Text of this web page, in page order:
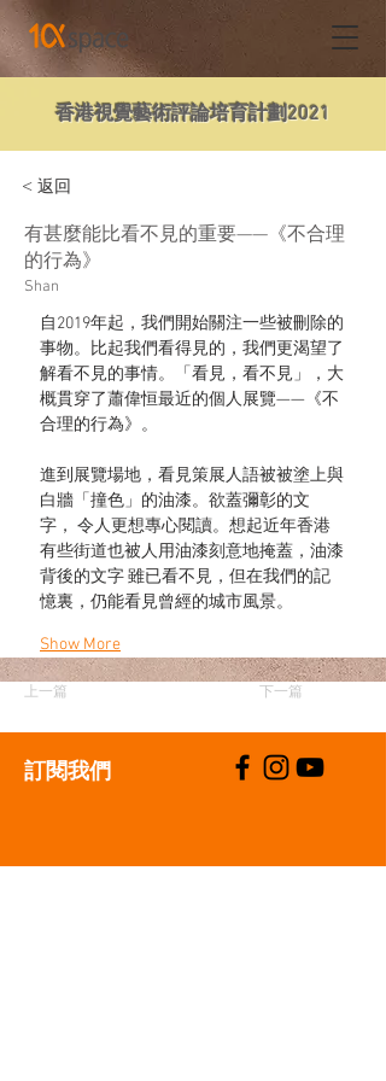
香港視覺藝術評論培育計劃2021
< 返回
有甚麼能比看不見的重要——《不合理
的行為》
Shan
自2019年起，我們開始關注一些被刪除的
事物。比起我們看得見的，我們更渴望了
解看不見的事情。「看見，看不見」，大
概貫穿了蕭偉恒最近的個人展覽——《不
合理的行為》。
進到展覽場地，看見策展人語被被塗上與
白牆「撞色」的油漆。欲蓋彌彰的文
字， 令人更想專心閱讀。想起近年香港
有些街道也被人用油漆刻意地掩蓋，油漆
背後的文字 雖已看不見，但在我們的記
憶裏，仍能看見曾經的城市風景。
Show More
上一篇 下一篇
​訂閱我們